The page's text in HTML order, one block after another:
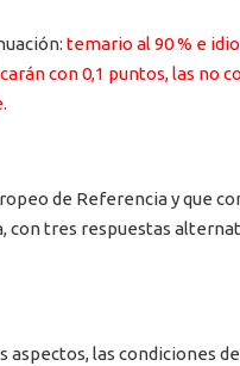
temario al 90 % e
con 0,1 puntos, las no
de Referencia y que
con tres respuestas
aspectos, las condiciones